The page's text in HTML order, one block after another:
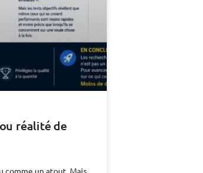
réalité de
comme un atout. Mais